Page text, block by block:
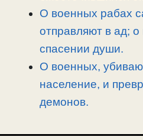
О военных рабах
отправляют в ад;
спасении души.
О военных,
население, и
демонов.